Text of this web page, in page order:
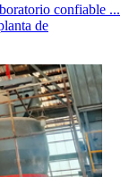
confiable ...
de